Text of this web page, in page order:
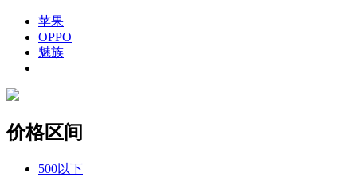
苹果
OPPO
魅族
价格区间
500以下